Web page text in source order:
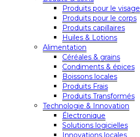
Produits pour le visage
Produits pour le corps
Produits capillaires
Huiles & Lotions
Alimentation
Céréales & grains
Condiments & épices
Boissons locales
Produits Frais
Produits Transformés
Technologie & Innovation
Électronique
Solutions logicielles
Innovations locales